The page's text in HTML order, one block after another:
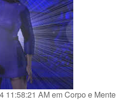
11:58:21 AM emCorpo e Mente